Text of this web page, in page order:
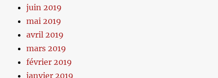
juin 2019
mai 2019
avril 2019
mars 2019
février 2019
janvier 2019